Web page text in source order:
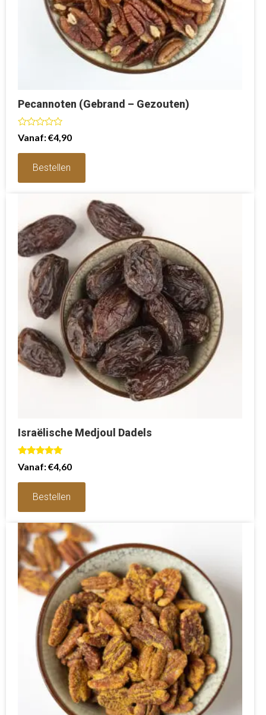
Pecannoten (Gebrand – Gezouten)
Waardering
0
Vanaf:€4,90
Bestellen
Israëlische Medjoul Dadels
Waardering
5.00
Vanaf:€4,60
Bestellen